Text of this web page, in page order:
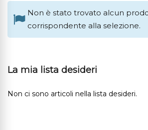
Non è stato trovato alcun
corrispondente alla selezione.
La mia lista desideri
Non ci sono articoli nella lista desideri.